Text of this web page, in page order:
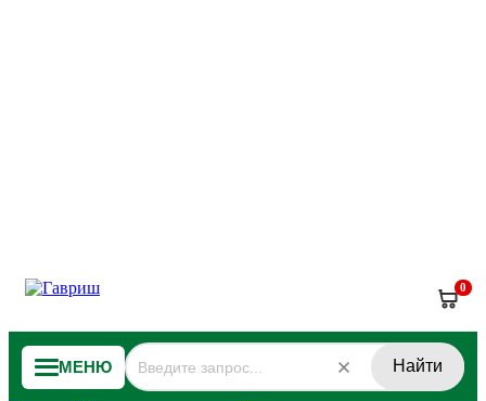
0
МЕНЮ Найти